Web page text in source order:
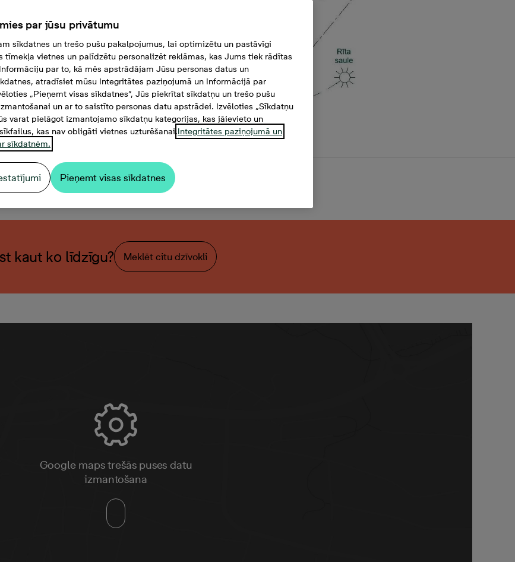
dzīvoklis, Platība 47,3 m²
kaut ko līdzīgu? Meklēt citu dzīvokli
Google maps trešās puses datu
izmantošana
par jūsu privātumu
sīkdatnes un trešo pušu pakalpojumus, lai optimizētu un pastāvīgi
tīmekļa vietnes un palīdzētu personalizēt reklāmas, kas Jums tiek rādītas
par to, kā mēs apstrādājam Jūsu personas datus un
atradīsiet mūsu Integritātes paziņojumā un Informācijā par
„Pieņemt visas sīkdatnes”, Jūs piekrītat sīkdatņu un trešo pušu
un ar to saistīto personas datu apstrādei. Izvēloties „Sīkdatņu
varat pielāgot izmantojamo sīkdatņu kategorijas, kas jāievieto un
kas nav obligāti vietnes uzturēšanai.Integritātes paziņojumā un
sīkdatnēm.
Pieņemt visas sīkdatnes